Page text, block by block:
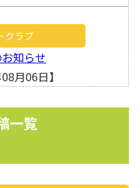
クラブ
知らせ
月06日】
一覧